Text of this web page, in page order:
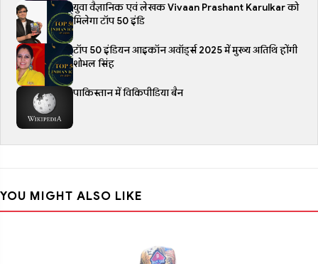
युवा वैज्ञानिक एवं लेखक Vivaan Prashant Karulkar को
मिलेगा टॉप 50 इंडि
टॉप 50 इंडियन आइकॉन अवॉर्ड्स 2025 में मुख्य अतिथि होंगी
शोभल सिंह
पाकिस्तान में विकिपीडिया बैन
YOU MIGHT ALSO LIKE